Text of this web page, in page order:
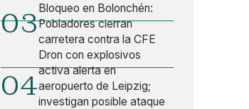
03Bloqueo en Bolonchén:
Pobladores cierran
carretera contra la CFE
04
Dron con explosivos
activa alerta en
aeropuerto de Leipzig;
investigan posible ataque